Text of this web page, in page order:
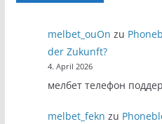
melbet_ouOn zu
der Zukunft?
4. April 2026
мелбет телефон
melbet_fekn zu